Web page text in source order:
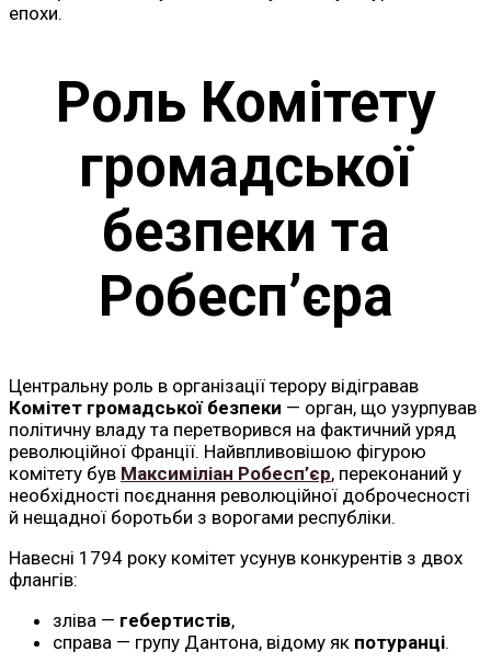
епохи.
Роль Комітету
громадської
безпеки та
Робесп’єра
Центральну роль в організації терору відігравав
Комітет громадської безпеки — орган, що узурпував
політичну владу та перетворився на фактичний уряд
революційної Франції. Найвпливовішою фігурою
комітету був Максиміліан Робесп’єр, переконаний у
необхідності поєднання революційної доброчесності
й нещадної боротьби з ворогами республіки.
Навесні 1794 року комітет усунув конкурентів з двох
флангів:
зліва — гебертистів,
справа — групу Дантона, відому як потуранці.